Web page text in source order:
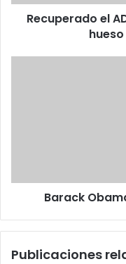
400.000
Recuperado el
Barack
Publicaciones